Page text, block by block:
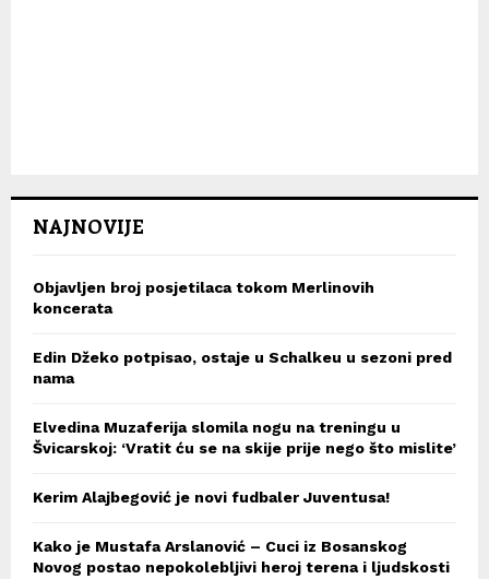
NAJNOVIJE
Objavljen broj posjetilaca tokom Merlinovih
koncerata
Edin Džeko potpisao, ostaje u Schalkeu u sezoni pred
nama
Elvedina Muzaferija slomila nogu na treningu u
Švicarskoj: ‘Vratit ću se na skije prije nego što mislite’
Kerim Alajbegović je novi fudbaler Juventusa!
Kako je Mustafa Arslanović – Cuci iz Bosanskog
Novog postao nepokolebljivi heroj terena i ljudskosti